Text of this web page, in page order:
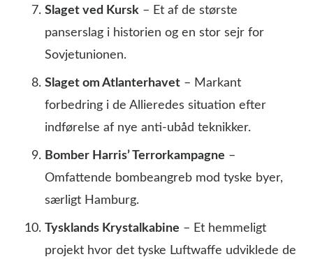
Slaget ved Kursk – Et af de største
panserslag i historien og en stor sejr for
Sovjetunionen.
Slaget om Atlanterhavet – Markant
forbedring i de Allieredes situation efter
indførelse af nye anti-ubåd teknikker.
Bomber Harris’ Terrorkampagne –
Omfattende bombeangreb mod tyske byer,
særligt Hamburg.
Tysklands Krystalkabine – Et hemmeligt
projekt hvor det tyske Luftwaffe udviklede de